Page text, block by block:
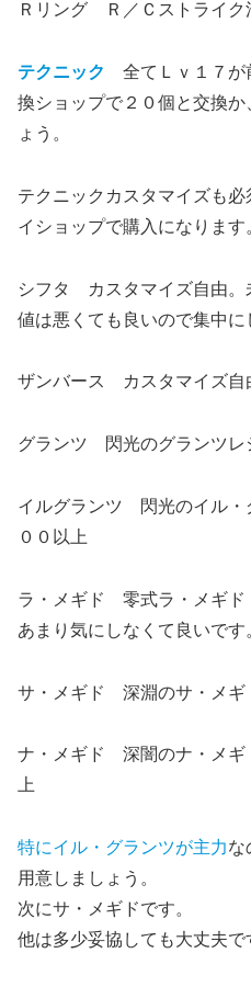
Ｒリング Ｒ／Ｃストライク
テクニック
全てＬｖ１７が
換ショップで２０個と交換
ょう。
テクニックカスタマイズも
イショップで購入になります
シフタ カスタマイズ自由
値は悪くても良いので集中に
ザンバース カスタマイズ自
グランツ 閃光のグランツ
イルグランツ 閃光のイル
００以上
ラ・メギド 零式ラ・メギ
あまり気にしなくて良いです
サ・メギド 深淵のサ・メ
ナ・メギド 深闇のナ・メ
上
特にイル・グランツが主力な
用意しましょう。
次にサ・メギドです。
他は多少妥協しても大丈夫で